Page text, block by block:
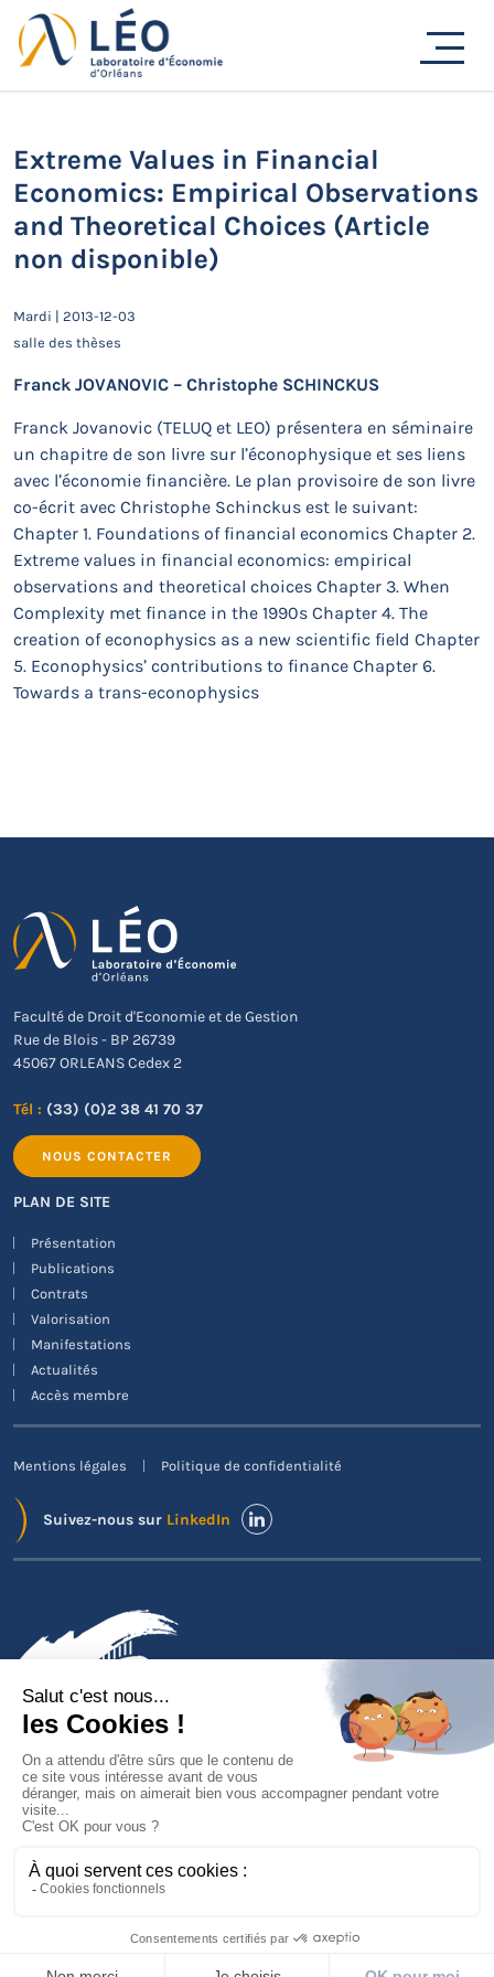
Passer
au
contenu
Actualités
Accueil Actualités
disponible)
Extreme Values in Financial
Economics: Empirical Observations
and Theoretical Choices (Article
non disponible)
Mardi | 2013-12-03
salle des thèses
Franck JOVANOVIC – Christophe SCHINCKUS
Franck Jovanovic (TELUQ et LEO) présentera en séminaire
un chapitre de son livre sur l’éconophysique et ses liens
avec l’économie financière. Le plan provisoire de son livre
co-écrit avec Christophe Schinckus est le suivant:
Chapter 1. Foundations of financial economics Chapter 2.
Extreme values in financial economics: empirical
observations and theoretical choices Chapter 3. When
Complexity met finance in the 1990s Chapter 4. The
creation of econophysics as a new scientific field Chapter
5. Econophysics’ contributions to finance Chapter 6.
Towards a trans-econophysics
Faculté de Droit d'Economie et de Gestion
Rue de Blois - BP 26739
45067 ORLEANS Cedex 2
Tél : (33) (0)2 38 41 70 37
NOUS CONTACTER
PLAN DE SITE
Présentation
Publications
Contrats
Valorisation
Manifestations
Actualités
Accès membre
Mentions légales Politique de confidentialité
Suivez-nous sur LinkedIn